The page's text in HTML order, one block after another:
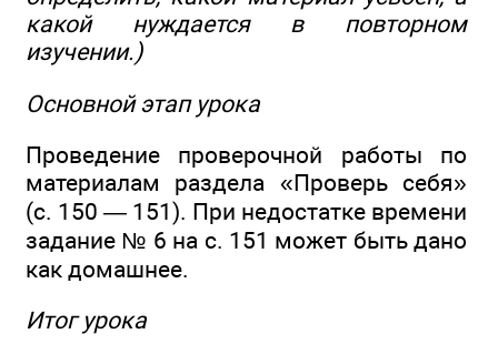
какой нуждается в повторном
изучении.)
Основной этап урока
Проведение проверочной работы по
материалам раздела «Проверь себя»
(с. 150 — 151). При недостатке времени
задание № 6 на с. 151 может быть дано
как домашнее.
Итог урока